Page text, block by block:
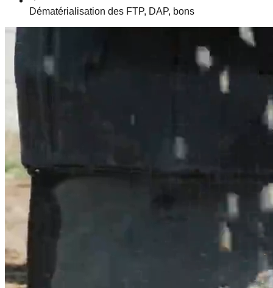
Dématérialisation des FTP, DAP, bons